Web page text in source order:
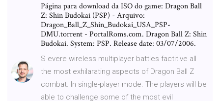
Página para download da ISO do game: Dragon Ball
Z: Shin Budokai (PSP) - Arquivo:
Dragon_Ball_Z_Shin_Budokai_USA_PSP-
DMU.torrent - PortalRoms.com. Dragon Ball Z: Shin
Budokai. System: PSP. Release date: 03/07/2006.
S evere wireless multiplayer battles factitive all
the most exhilarating aspects of Dragon Ball Z
combat. In single-player mode. The players will be
able to challenge some of the most evil